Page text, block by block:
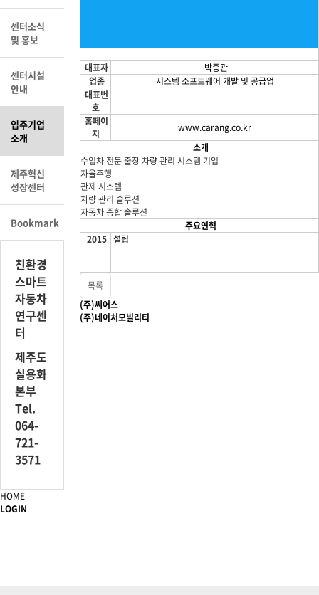
대표자
박종관
업종
시스템 소프트웨어 개발 및 공급업
대표번
호
홈페이
지
www.carang.co.kr
소개
수입차 전문 출장 차량 관리 시스템 기업
자율주행
관제 시스템
차량 관리 솔루션
자동차 종합 솔루션
주요연혁
2015 설립
목록
(주)씨어스
(주)네이처모빌리티
센터소식
및 홍보
센터시설
안내
입주기업
소개
제주혁신
성장센터
Bookmark
친환경
스마트
자동차
연구센
터
제주도
실용화
본부
Tel.
064-
721-
3571
HOME
LOGIN